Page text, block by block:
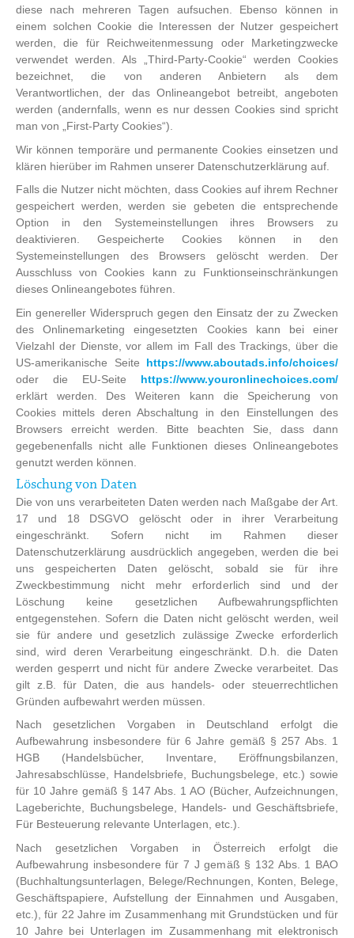
diese nach mehreren Tagen aufsuchen. Ebenso können in
einem solchen Cookie die Interessen der Nutzer gespeichert
werden, die für Reichweitenmessung oder Marketingzwecke
verwendet werden. Als „Third-Party-Cookie“ werden Cookies
bezeichnet, die von anderen Anbietern als dem
Verantwortlichen, der das Onlineangebot betreibt, angeboten
werden (andernfalls, wenn es nur dessen Cookies sind spricht
man von „First-Party Cookies“).
Wir können temporäre und permanente Cookies einsetzen und
klären hierüber im Rahmen unserer Datenschutzerklärung auf.
Falls die Nutzer nicht möchten, dass Cookies auf ihrem Rechner
gespeichert werden, werden sie gebeten die entsprechende
Option in den Systemeinstellungen ihres Browsers zu
deaktivieren. Gespeicherte Cookies können in den
Systemeinstellungen des Browsers gelöscht werden. Der
Ausschluss von Cookies kann zu Funktionseinschränkungen
dieses Onlineangebotes führen.
Ein genereller Widerspruch gegen den Einsatz der zu Zwecken
des Onlinemarketing eingesetzten Cookies kann bei einer
Vielzahl der Dienste, vor allem im Fall des Trackings, über die
US-amerikanische Seite https://www.aboutads.info/choices/
oder die EU-Seite https://www.youronlinechoices.com/
erklärt werden. Des Weiteren kann die Speicherung von
Cookies mittels deren Abschaltung in den Einstellungen des
Browsers erreicht werden. Bitte beachten Sie, dass dann
gegebenenfalls nicht alle Funktionen dieses Onlineangebotes
genutzt werden können.
Löschung von Daten
Die von uns verarbeiteten Daten werden nach Maßgabe der Art.
17 und 18 DSGVO gelöscht oder in ihrer Verarbeitung
eingeschränkt. Sofern nicht im Rahmen dieser
Datenschutzerklärung ausdrücklich angegeben, werden die bei
uns gespeicherten Daten gelöscht, sobald sie für ihre
Zweckbestimmung nicht mehr erforderlich sind und der
Löschung keine gesetzlichen Aufbewahrungspflichten
entgegenstehen. Sofern die Daten nicht gelöscht werden, weil
sie für andere und gesetzlich zulässige Zwecke erforderlich
sind, wird deren Verarbeitung eingeschränkt. D.h. die Daten
werden gesperrt und nicht für andere Zwecke verarbeitet. Das
gilt z.B. für Daten, die aus handels- oder steuerrechtlichen
Gründen aufbewahrt werden müssen.
Nach gesetzlichen Vorgaben in Deutschland erfolgt die
Aufbewahrung insbesondere für 6 Jahre gemäß § 257 Abs. 1
HGB (Handelsbücher, Inventare, Eröffnungsbilanzen,
Jahresabschlüsse, Handelsbriefe, Buchungsbelege, etc.) sowie
für 10 Jahre gemäß § 147 Abs. 1 AO (Bücher, Aufzeichnungen,
Lageberichte, Buchungsbelege, Handels- und Geschäftsbriefe,
Für Besteuerung relevante Unterlagen, etc.).
Nach gesetzlichen Vorgaben in Österreich erfolgt die
Aufbewahrung insbesondere für 7 J gemäß § 132 Abs. 1 BAO
(Buchhaltungsunterlagen, Belege/Rechnungen, Konten, Belege,
Geschäftspapiere, Aufstellung der Einnahmen und Ausgaben,
etc.), für 22 Jahre im Zusammenhang mit Grundstücken und für
10 Jahre bei Unterlagen im Zusammenhang mit elektronisch